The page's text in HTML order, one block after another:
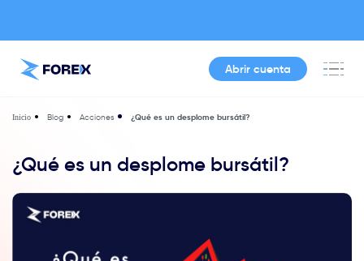
Abrir cuenta
Inicio Blog Acciones ¿Qué es un desplome bursátil?
¿Qué es un desplome bursátil?